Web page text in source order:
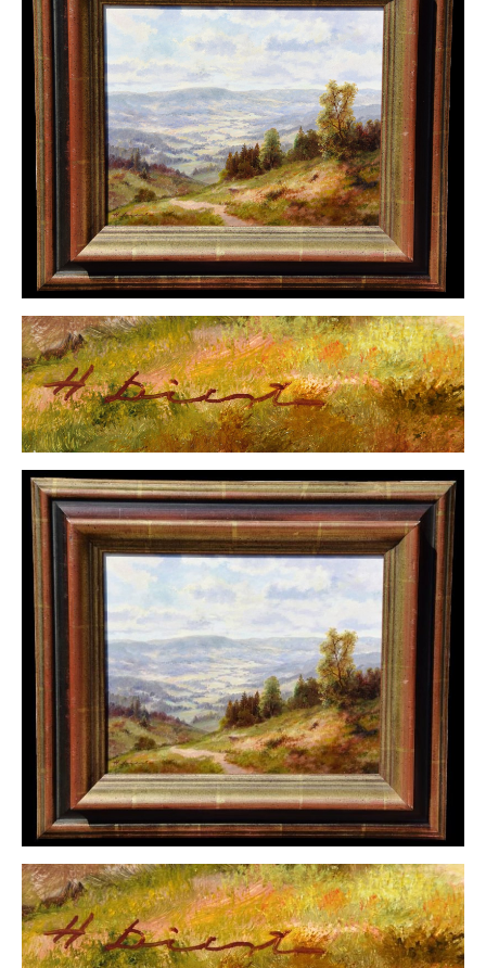
Buchempfehlungen
Richild Holt – Farbe und Linie
Theodor Zeller (1900-1986) Maler und
Visionär
Walter Becker (1893-1984) Malerei und Grafik
Der Maler Richard Sprick (1901-1976)
Suche
Über Uns
Kontakt
Publikationsliste
Über Uns
Impressum
Datenschutz
AGB
Widerruf